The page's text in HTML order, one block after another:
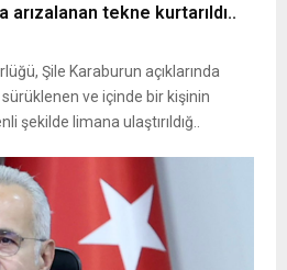
arızalanan tekne kurtarıldı..
Şile Karaburun açıklarında
ve içinde bir kişinin
şekilde limana ulaştırıldığ..